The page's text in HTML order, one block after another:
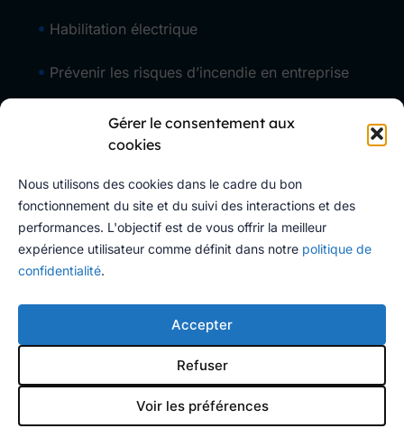
Gérer le consentement aux
cookies
Nous utilisons des cookies dans le cadre du bon
fonctionnement du site et du suivi des interactions et des
performances. L'objectif est de vous offrir la meilleur
expérience utilisateur comme définit dans notre politique de
confidentialité.
Accepter
Refuser
Voir les préférences
Habilitation électrique
Prévenir les risques d’incendie en entreprise
Prévention en entreprise
Risques physiques
Secourisme
© 2026 • CDC Contacts, tous droits réservés.